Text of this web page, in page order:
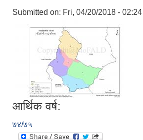
Submitted on: Fri, 04/20/2018 - 02:24
आर्थिक वर्ष:
७४/७५